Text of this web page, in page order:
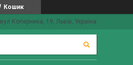
Кошик
вул Коперника, 19, Львів, Україна